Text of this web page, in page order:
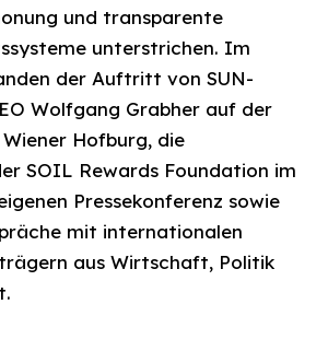
und transparente
unterstrichen. Im
der Auftritt von SUN-
Wolfgang Grabher auf der
Hofburg, die
SOIL Rewards Foundation im
Pressekonferenz sowie
mit internationalen
aus Wirtschaft, Politik